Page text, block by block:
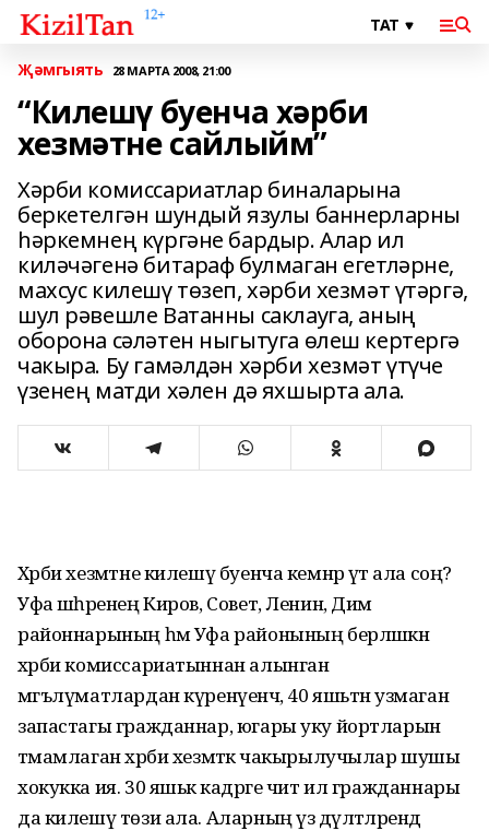
Җәмгыять 28 МАРТА 2008, 21:00
“Килешү буенча хәрби
хезмәтне сайлыйм”
Хәрби комиссариатлар биналарына
беркетелгән шундый язулы баннерларны
һәркемнең күргәне бардыр. Алар ил
киләчәгенә битараф булмаган егетләрне,
махсус килешү төзеп, хәрби хезмәт үтәргә,
шул рәвешле Ватанны саклауга, аның
оборона сәләтен ныгытуга өлеш кертергә
чакыра. Бу гамәлдән хәрби хезмәт үтүче
үзенең матди хәлен дә яхшырта ала.
Хәрби хезмәтне килешү буенча кемнәр үтә ала соң?
Уфа шәһәренең Киров, Совет, Ленин, Дим
районнарының һәм Уфа районының берләшкән
хәрби комиссариатыннан алынган
мәгълүматлардан күренүенчә, 40 яшьтән узмаган
запастагы гражданнар, югары уку йортларын
тәмамлаган хәрби хезмәткә чакырылучылар шушы
хокукка ия. 30 яшькә кадәрге чит ил гражданнары
да килешү төзи ала. Аларның үз дәүләтләрендә